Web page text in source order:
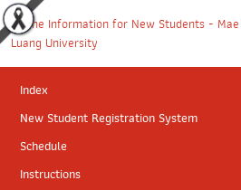
Index
New Student Registration System
Schedule
Instructions